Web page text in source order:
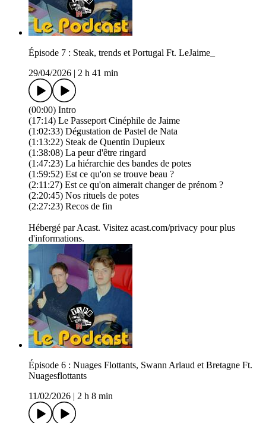
Épisode 7 : Steak, trends et Portugal Ft. LeJaime_
29/04/2026
2 h 41 min
(00:00) Intro
(17:14) Le Passeport Cinéphile de Jaime
(1:02:33) Dégustation de Pastel de Nata
(1:13:22) Steak de Quentin Dupieux
(1:38:08) La peur d'être ringard
(1:47:23) La hiérarchie des bandes de potes
(1:59:52) Est ce qu'on se trouve beau ?
(2:11:27) Est ce qu'on aimerait changer de prénom ?
(2:20:45) Nos rituels de potes
(2:27:23) Recos de fin
Hébergé par Acast. Visitez acast.com/privacy pour plus
d'informations.
Épisode 6 : Nuages Flottants, Swann Arlaud et Bretagne Ft.
Nuagesflottants
11/02/2026
2 h 8 min